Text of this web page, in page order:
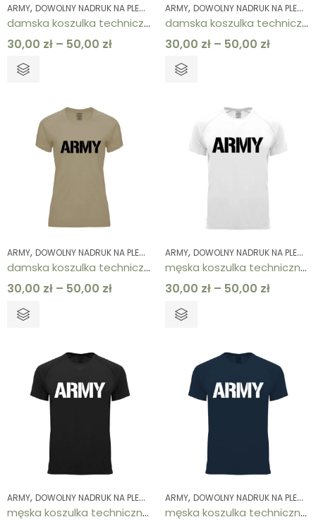
ARMY, DOWOLNY NADRUK NA PLECACH ,KOLEKCJE,KOSZULKI,KOSZULKI,
damska koszulka techniczna granatowa ARMY
30,00 zł – 50,00 zł
ARMY, DOWOLNY NADRUK NA PLECACH
damska koszulka techniczna khaki ARMY
30,00 zł – 50,00 zł
ARMY, DOWOLNY NADRUK NA PLECACH ,KOLEKCJE,KOSZULKI,KOSZULKI,
damska koszulka techniczna piaskowa ARMY
30,00 zł – 50,00 zł
ARMY, DOWOLNY NADRUK NA PLECACH
męska koszulka techniczna biała ARMY
30,00 zł – 50,00 zł
ARMY, DOWOLNY NADRUK NA PLECACH ,KOLEKCJE,KOSZULKI,KOSZULKI,
męska koszulka techniczna czarna ARMY
ARMY, DOWOLNY NADRUK NA PLECACH
męska koszulka techniczna granatowa ARMY